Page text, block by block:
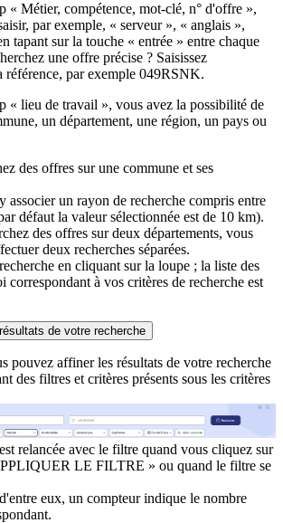
« Métier, compétence, mot-clé, n° d'offre »,
par exemple, « serveur », « anglais »,
tapant sur la touche « entrée » entre chaque
une offre précise ? Saisissez
référence, par exemple 049RSNK.
« lieu de travail », vous avez la possibilité de
un département, une région, un pays ou
des offres sur une commune et ses
associer un rayon de recherche compris entre
défaut la valeur sélectionnée est de 10 km).
des offres sur deux départements, vous
deux recherches séparées.
en cliquant sur la loupe ; la liste des
correspondant à vos critères de recherche est
de votre recherche
pouvez affiner les résultats de votre recherche
des filtres et critères présents sous les critères
relancée avec le filtre quand vous cliquez sur
LE FILTRE » ou quand le filtre se
eux, un compteur indique le nombre